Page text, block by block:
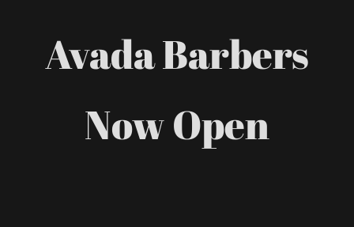
Avada Barbers
Now Open